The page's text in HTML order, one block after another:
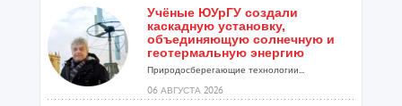
Учёные ЮУрГУ создали
каскадную установку,
объединяющую солнечную и
геотермальную энергию
Природосберегающие технологии...
06 АВГУСТА 2026